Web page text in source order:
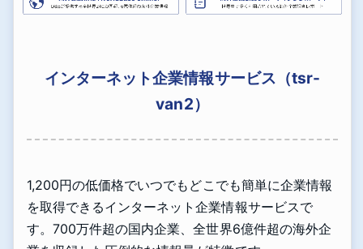
インターネット企業情報サービス（tsr-
van2）
1,200円の低価格でいつでもどこでも簡単に企業情報
を取得できるインターネット企業情報サービスで
す。700万件超の国内企業、全世界6億件超の海外企